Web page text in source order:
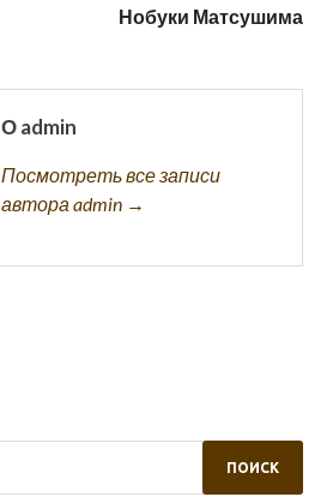
Нобуки Матсушима
О admin
Посмотреть все записи
автора admin →